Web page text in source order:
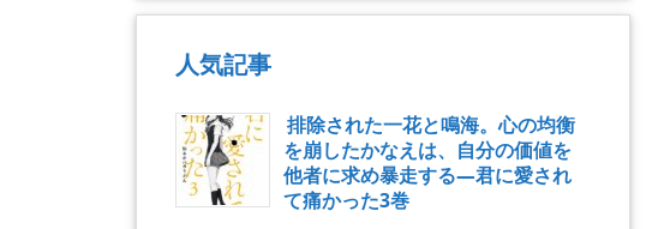
人気記事
排除された一花と鳴海。心の均衡
を崩したかなえは、自分の価値を
他者に求め暴走する―君に愛され
て痛かった3巻